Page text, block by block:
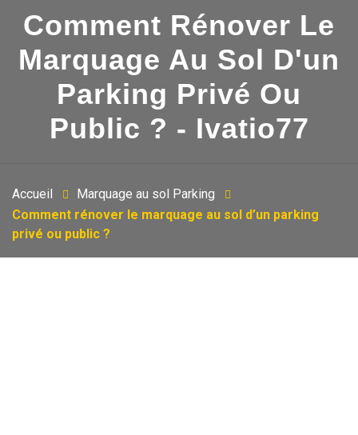
Comment Rénover Le
Marquage Au Sol D'un
Parking Privé Ou
Public ? - Ivatio77
Accueil
Marquage au sol Parking
Comment rénover le marquage au sol d’un parking
privé ou public ?